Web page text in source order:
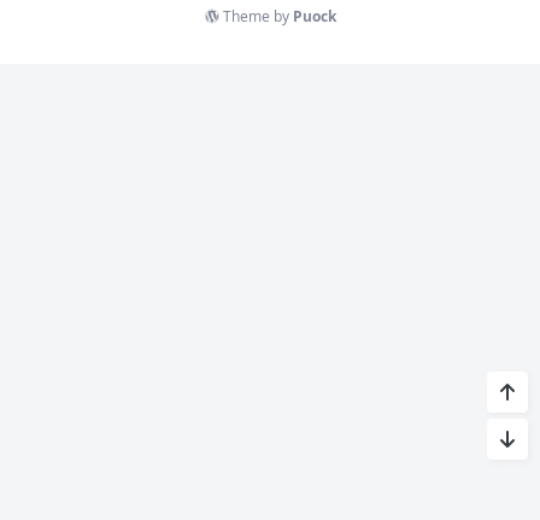
Theme by Puock